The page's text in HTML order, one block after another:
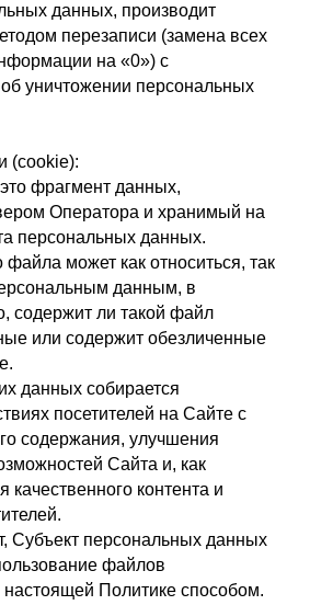
данных, производит
перезаписи (замена всех
на «0») с
уничтожении персональных
(cookie):
фрагмент данных,
Оператора и хранимый на
персональных данных.
может как относиться, так
данным, в
содержит ли такой файл
или содержит обезличенные
данных собирается
посетителей на Сайте с
содержания, улучшения
Сайта и, как
качественного контента и
Субъект персональных данных
файлов
Политике способом.